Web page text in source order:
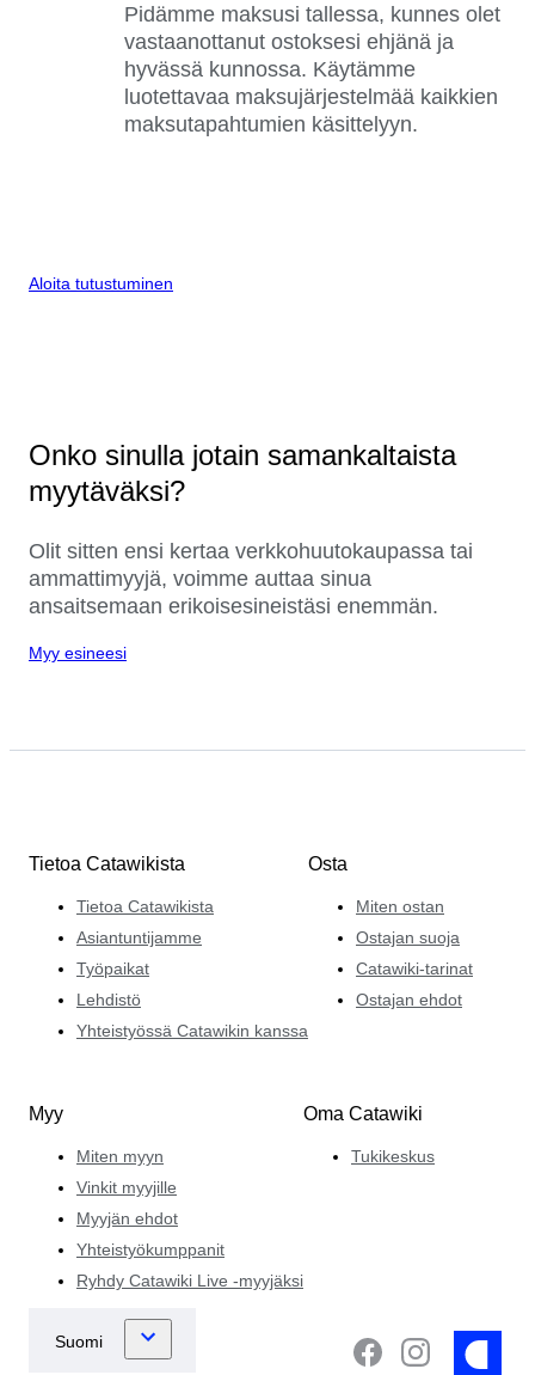
Pidämme maksusi tallessa, kunnes olet
vastaanottanut ostoksesi ehjänä ja
hyvässä kunnossa. Käytämme
luotettavaa maksujärjestelmää kaikkien
maksutapahtumien käsittelyyn.
Aloita tutustuminen
Onko sinulla jotain samankaltaista
myytäväksi?
Olit sitten ensi kertaa verkkohuutokaupassa tai
ammattimyyjä, voimme auttaa sinua
ansaitsemaan erikoisesineistäsi enemmän.
Myy esineesi
Tietoa Catawikista
Tietoa Catawikista
Asiantuntijamme
Työpaikat
Lehdistö
Yhteistyössä Catawikin kanssa
Osta
Miten ostan
Ostajan suoja
Catawiki-tarinat
Ostajan ehdot
Myy
Miten myyn
Vinkit myyjille
Myyjän ehdot
Yhteistyökumppanit
Ryhdy Catawiki Live -myyjäksi
Oma Catawiki
Tukikeskus